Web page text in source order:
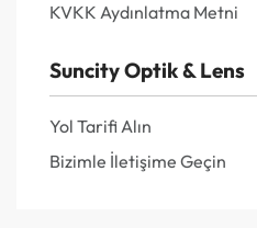
KVKK Aydınlatma Metni
Suncity Optik & Lens
Yol Tarifi Alın
Bizimle İletişime Geçin